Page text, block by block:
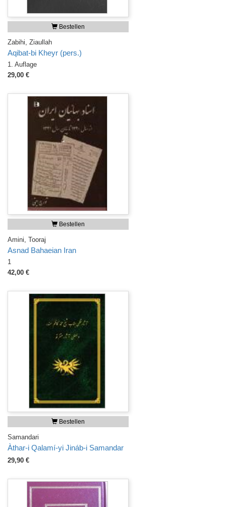
Bestellen
Zabihi, Ziaullah
Aqibat-bi Kheyr (pers.)
1. Auflage
29,00 €
Bestellen
Amini, Tooraj
Asnad Bahaeian Iran
1
42,00 €
Bestellen
Samandari
Àthar-i Qalamí-yi Jináb-i Samandar
29,90 €